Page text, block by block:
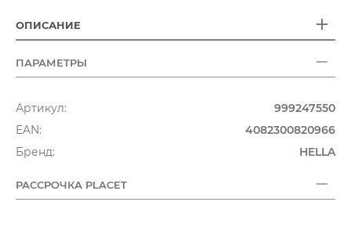
ОПИСАНИЕ
ПАРАМЕТРЫ
Артикул:
999247550
EAN:
4082300820966
Бренд:
HELLA
РАССРОЧКА PLACET